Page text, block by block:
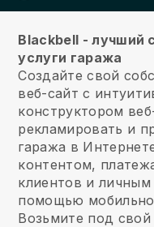
Blackbell - лучший
услуги гаража
Создайте свой
веб-сайт с
конструктором
рекламировать и
гаража в
контентом,
клиентов и
помощью
Возьмите под свой